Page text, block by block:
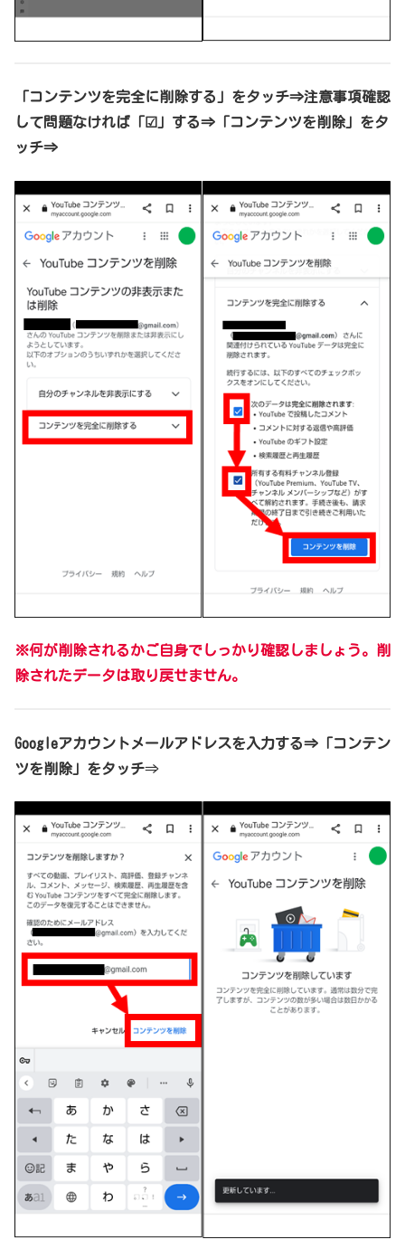
「コンテンツを完全に削除する」をタッチ⇒注意事項確認
して問題なければ「☑」する⇒「コンテンツを削除」をタ
ッチ⇒
※何が削除されるかご自身でしっかり確認しましょう。削
除されたデータは取り戻せません。
Googleアカウントメールアドレスを入力する⇒「コンテン
ツを削除」をタッチ⇒